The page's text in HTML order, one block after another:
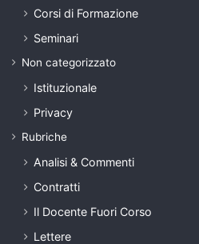
Corsi di Formazione
Seminari
Non categorizzato
Istituzionale
Privacy
Rubriche
Analisi & Commenti
Contratti
Il Docente Fuori Corso
Lettere